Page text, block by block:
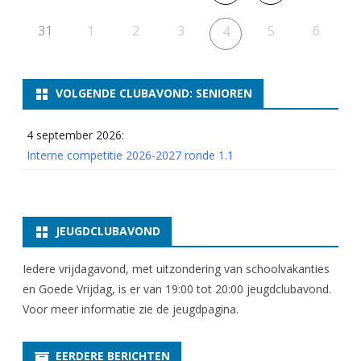
31 1 2 3 4 5 6
VOLGENDE CLUBAVOND: SENIOREN
4 september 2026:
Interne competitie 2026-2027 ronde 1.1
JEUGDCLUBAVOND
Iedere vrijdagavond, met uitzondering van schoolvakanties
en Goede Vrijdag, is er van 19:00 tot 20:00 jeugdclubavond.
Voor meer informatie zie de jeugdpagina.
EERDERE BERICHTEN